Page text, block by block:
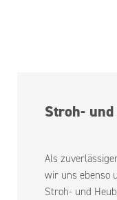
Stroh-
Als
wir uns ebenso
Stroh- und